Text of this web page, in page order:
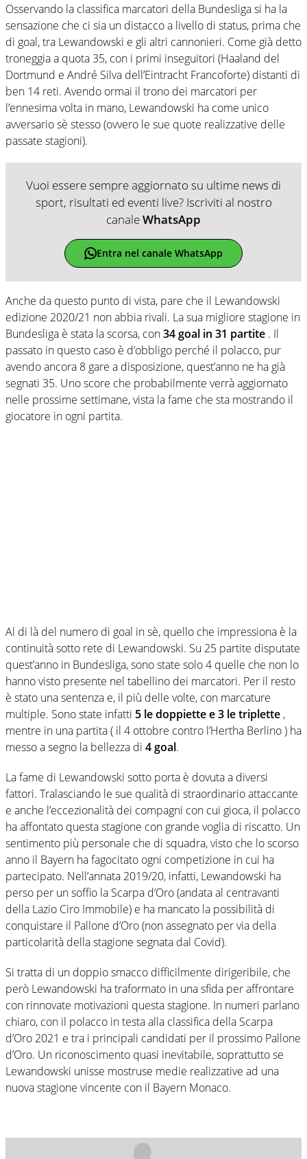
Osservando la classifica marcatori della Bundesliga si ha la
sensazione che ci sia un distacco a livello di status, prima che
di goal, tra Lewandowski e gli altri cannonieri. Come già detto
troneggia a quota 35, con i primi inseguitori (Haaland del
Dortmund e André Silva dell’Eintracht Francoforte) distanti di
ben 14 reti. Avendo ormai il trono dei marcatori per
l’ennesima volta in mano, Lewandowski ha come unico
avversario sè stesso (ovvero le sue quote realizzative delle
passate stagioni).
Vuoi essere sempre aggiornato su ultime news di
sport, risultati ed eventi live? Iscriviti al nostro
canaleWhatsApp
Entra nel canale WhatsApp
Anche da questo punto di vista, pare che il Lewandowski
edizione 2020/21 non abbia rivali. La sua migliore stagione in
Bundesliga è stata la scorsa, con34 goal in 31 partite . Il
passato in questo caso è d’obbligo perché il polacco, pur
avendo ancora 8 gare a disposizione, quest’anno ne ha già
segnati 35. Uno score che probabilmente verrà aggiornato
nelle prossime settimane, vista la fame che sta mostrando il
giocatore in ogni partita.
Al di là del numero di goal in sè, quello che impressiona è la
continuità sotto rete di Lewandowski. Su 25 partite disputate
quest’anno in Bundesliga, sono state solo 4 quelle che non lo
hanno visto presente nel tabellino dei marcatori. Per il resto
è stato una sentenza e, il più delle volte, con marcature
multiple. Sono state infatti 5 le doppiette e 3 le triplette ,
mentre in una partita ( il 4 ottobre contro l’Hertha Berlino ) ha
messo a segno la bellezza di 4 goal.
La fame di Lewandowski sotto porta è dovuta a diversi
fattori. Tralasciando le sue qualità di straordinario attaccante
e anche l’eccezionalità dei compagni con cui gioca, il polacco
ha affontato questa stagione con grande voglia di riscatto. Un
sentimento più personale che di squadra, visto che lo scorso
anno il Bayern ha fagocitato ogni competizione in cui ha
partecipato. Nell’annata 2019/20, infatti, Lewandowski ha
perso per un soffio la Scarpa d’Oro (andata al centravanti
della Lazio Ciro Immobile) e ha mancato la possibilità di
conquistare il Pallone d’Oro (non assegnato per via della
particolarità della stagione segnata dal Covid).
Si tratta di un doppio smacco difficilmente dirigeribile, che
però Lewandowski ha traformato in una sfida per affrontare
con rinnovate motivazioni questa stagione. In numeri parlano
chiaro, con il polacco in testa alla classifica della Scarpa
d’Oro 2021 e tra i principali candidati per il prossimo Pallone
d’Oro. Un riconoscimento quasi inevitabile, soprattutto se
Lewandowski unisse mostruse medie realizzative ad una
nuova stagione vincente con il Bayern Monaco.